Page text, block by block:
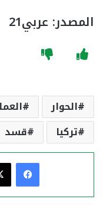
المصدر: عربي21
الحوار
تركيا
قسد
فيسبوك